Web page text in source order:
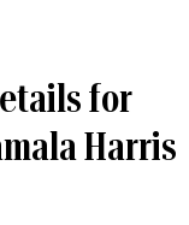
for
Harris